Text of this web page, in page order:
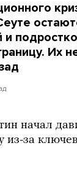
и
Их
начал
из-за